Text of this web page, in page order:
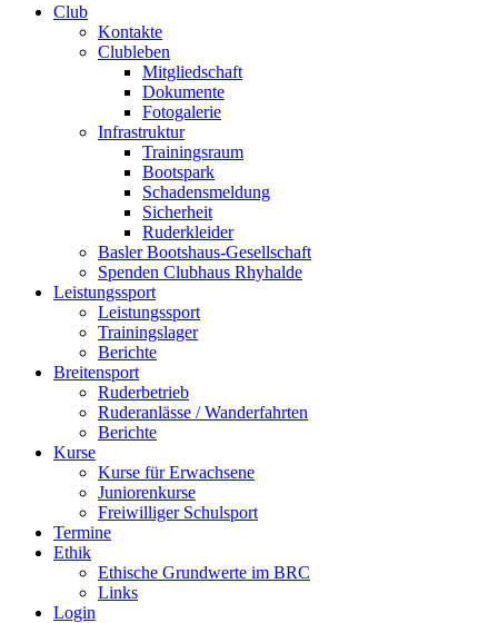
Club
Kontakte
Clubleben
Mitgliedschaft
Dokumente
Fotogalerie
Infrastruktur
Trainingsraum
Bootspark
Schadensmeldung
Sicherheit
Ruderkleider
Basler Bootshaus-Gesellschaft
Spenden Clubhaus Rhyhalde
Leistungssport
Leistungssport
Trainingslager
Berichte
Breitensport
Ruderbetrieb
Ruderanlässe / Wanderfahrten
Berichte
Kurse
Kurse für Erwachsene
Juniorenkurse
Freiwilliger Schulsport
Termine
Ethik
Ethische Grundwerte im BRC
Links
Login